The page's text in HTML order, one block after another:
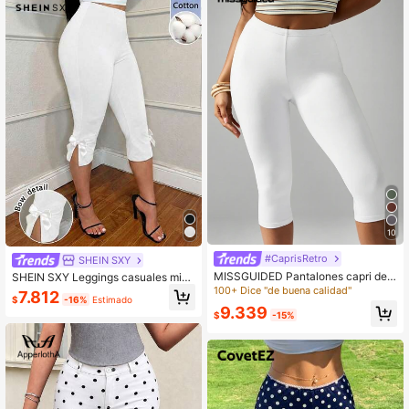
SHEIN SXY
SHEIN SXY Leggings casuales mini
malistas blancos de 97% algodón c
on bajo dividido, largo capri y borda
$7.812 -16% Estimado
10
#CaprisRetro
MISSGUIDED Pantalones capri de c
intura alta blancos para mujer, de lo
pantalones cortos casuales de vera
100+ Dice "de buena calidad"
$9.339 -15%